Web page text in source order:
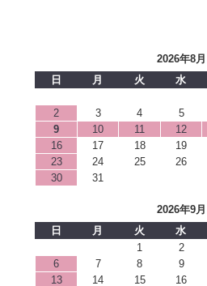
2026年8月
日
月 火 水
2
3 4 5
9
10 11 12
16
17 18 19
23
24 25 26
30
31
2026年9月
日
月 火 水
1
2
6
7 8 9
13
14 15 16